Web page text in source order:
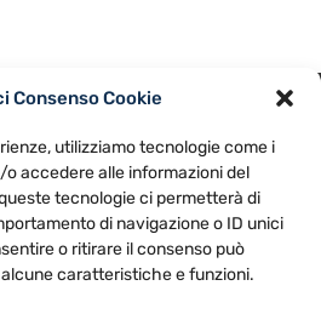
Consenso Cookie
utilizziamo tecnologie come i
accedere alle informazioni del
tecnologie ci permetterà di
di navigazione o ID unici
o ritirare il consenso può
caratteristiche e funzioni.
CONTATTACI PREFERENZE
S.P.A.
95/21 – 51100 Pistoia (PT)
/ Fax 0573.913615